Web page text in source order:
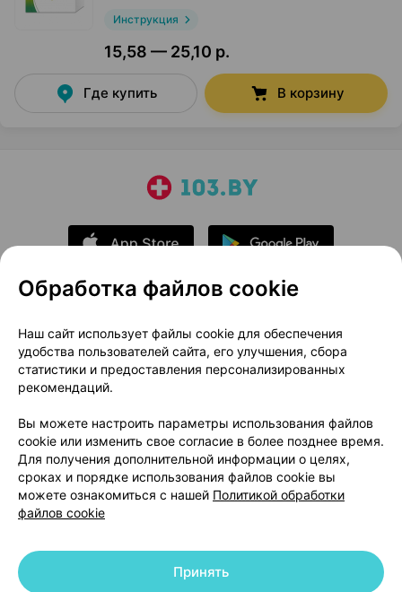
Инструкция
15,58 — 25,10 р.
Где купить В корзину
О проекте
Новости проекта
Размещение рекламы
Медицинский маркетинг
Публичный договор
Доставка
Способы оплаты
Вакансии
Партнеры
Написать руководителю 103.by
Написать в поддержку
Персональные настройки Cookie
© 2026 ООО «Артокс Лаб», УНП 191700409 | 220012, Республика Беларусь,
Обработка файлов cookie
Наш сайт использует файлы cookie для обеспечения
удобства пользователей сайта, его улучшения, сбора
статистики и предоставления персонализированных
рекомендаций.
Вы можете настроить параметры использования файлов
cookie или изменить свое согласие в более позднее время.
Для получения дополнительной информации о целях,
сроках и порядке использования файлов cookie вы
можете ознакомиться с нашей Политикой обработки
файлов cookie
Принять